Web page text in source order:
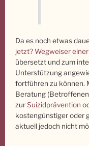
Da es noch etwas
jetzt? Wegweiser
übersetzt und zum
Unterstützung
fortführen zu können.
Beratung
zurSuizidprävention
kostengünstiger oder
aktuell jedoch nicht